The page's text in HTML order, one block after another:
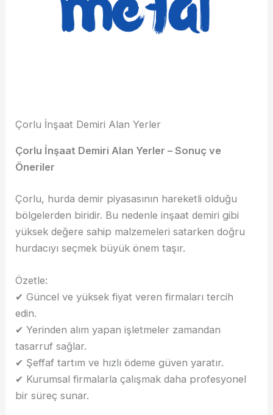
Çorlu İnşaat Demiri Alan Yerler
Çorlu İnşaat Demiri Alan Yerler – Sonuç ve
Öneriler
Çorlu, hurda demir piyasasının hareketli olduğu
bölgelerden biridir. Bu nedenle inşaat demiri gibi
yüksek değere sahip malzemeleri satarken doğru
hurdacıyı seçmek büyük önem taşır.
Özetle:
✔ Güncel ve yüksek fiyat veren firmaları tercih
edin.
✔ Yerinden alım yapan işletmeler zamandan
tasarruf sağlar.
✔ Şeffaf tartım ve hızlı ödeme güven yaratır.
✔ Kurumsal firmalarla çalışmak daha profesyonel
bir süreç sunar.